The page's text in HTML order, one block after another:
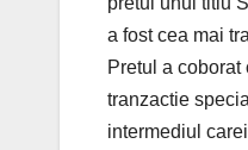
a fost cea mai
Pretul a
tranzactie
intermediul